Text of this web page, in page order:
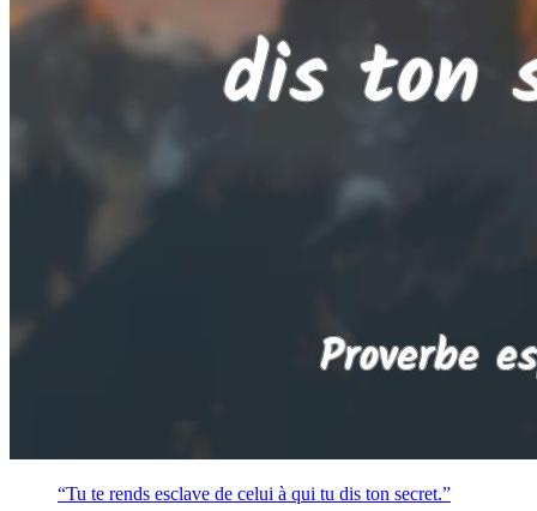
“Tu te rends esclave de celui à qui tu dis ton secret.”